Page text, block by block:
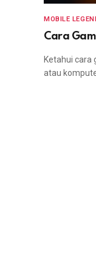
MOBILE
Cara
Ketahui cara
atau